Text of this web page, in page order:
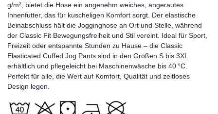
g/m², bietet die Hose ein angenehm weiches, angerautes
Innenfutter, das für kuscheligen Komfort sorgt. Der elastische
Beinabschluss hält die Jogginghose an Ort und Stelle, während
der Classic Fit Bewegungsfreiheit und Stil vereint. Ideal für Sport,
Freizeit oder entspannte Stunden zu Hause – die Classic
Elasticated Cuffed Jog Pants sind in den Größen S bis 3XL
erhältlich und pflegeleicht bei Maschinenwäsche bis 40 °C.
Perfekt für alle, die Wert auf Komfort, Qualität und zeitloses
Design legen.